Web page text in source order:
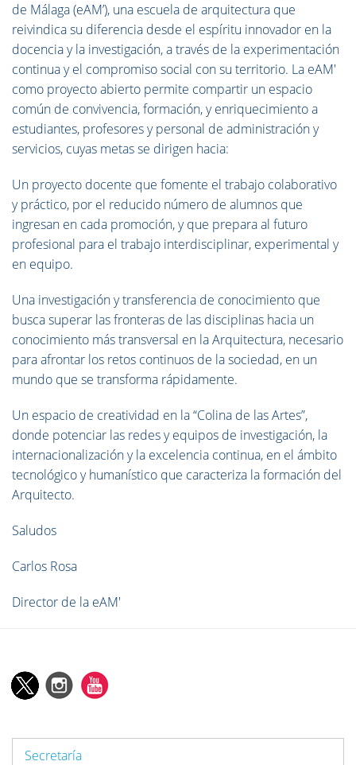
de Málaga (eAM’), una escuela de arquitectura que
reivindica su diferencia desde el espíritu innovador en la
docencia y la investigación, a través de la experimentación
continua y el compromiso social con su territorio. La eAM'
como proyecto abierto permite compartir un espacio
común de convivencia, formación, y enriquecimiento a
estudiantes, profesores y personal de administración y
servicios, cuyas metas se dirigen hacia:
Un proyecto docente que fomente el trabajo colaborativo
y práctico, por el reducido número de alumnos que
ingresan en cada promoción, y que prepara al futuro
profesional para el trabajo interdisciplinar, experimental y
en equipo.
Una investigación y transferencia de conocimiento que
busca superar las fronteras de las disciplinas hacia un
conocimiento más transversal en la Arquitectura, necesario
para afrontar los retos continuos de la sociedad, en un
mundo que se transforma rápidamente.
Un espacio de creatividad en la “Colina de las Artes”,
donde potenciar las redes y equipos de investigación, la
internacionalización y la excelencia continua, en el ámbito
tecnológico y humanístico que caracteriza la formación del
Arquitecto.
Saludos
Carlos Rosa
Director de la eAM'
Secretaría